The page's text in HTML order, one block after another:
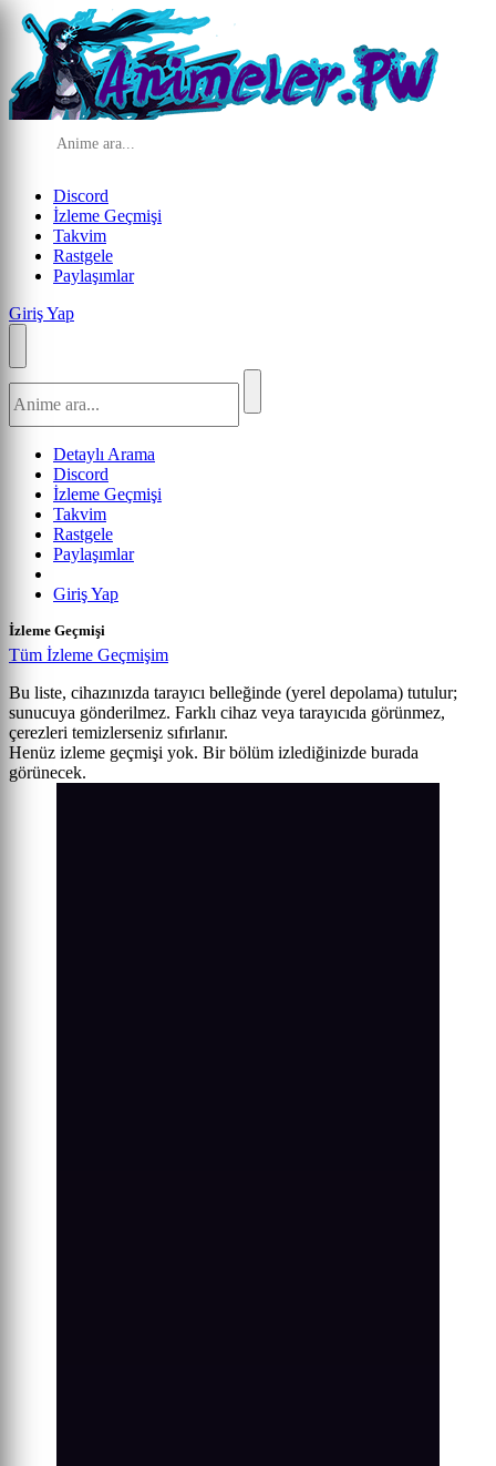
Discord
İzleme Geçmişi
Takvim
Rastgele
Paylaşımlar
Giriş Yap
Detaylı Arama
Discord
İzleme Geçmişi
Takvim
Rastgele
Paylaşımlar
Giriş Yap
İzleme Geçmişi
Tüm İzleme Geçmişim
Bu liste, cihazınızda tarayıcı belleğinde (yerel depolama) tutulur;
sunucuya gönderilmez. Farklı cihaz veya tarayıcıda görünmez,
çerezleri temizlerseniz sıfırlanır.
Henüz izleme geçmişi yok. Bir bölüm izlediğinizde burada
görünecek.